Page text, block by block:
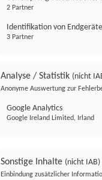
2 Partner
Identifikation von
3 Partner
Analyse / Statistik (nicht
Anonyme Auswertung zur
Google Analytics
Google Ireland Limited, Irland
Sonstige Inhalte (nicht IAB)
Einbindung zusätzlicher